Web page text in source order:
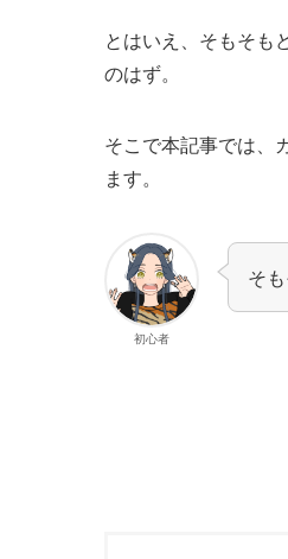
とはいえ、そもそも
のはず。
そこで本記事では、
ます。
初心者
そ